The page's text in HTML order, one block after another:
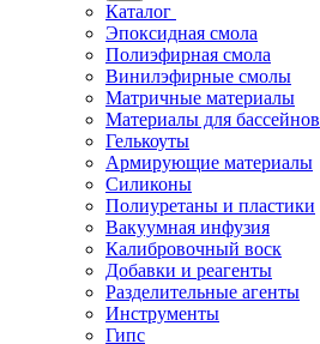
Каталог
Эпоксидная смола
Полиэфирная смола
Винилэфирные смолы
Матричные материалы
Материалы для бассейнов
Гелькоуты
Армирующие материалы
Силиконы
Полиуретаны и пластики
Вакуумная инфузия
Калибровочный воск
Добавки и реагенты
Разделительные агенты
Инструменты
Гипс